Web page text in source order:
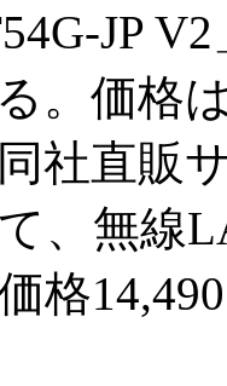
JP
。価格
社直販
、無線
格